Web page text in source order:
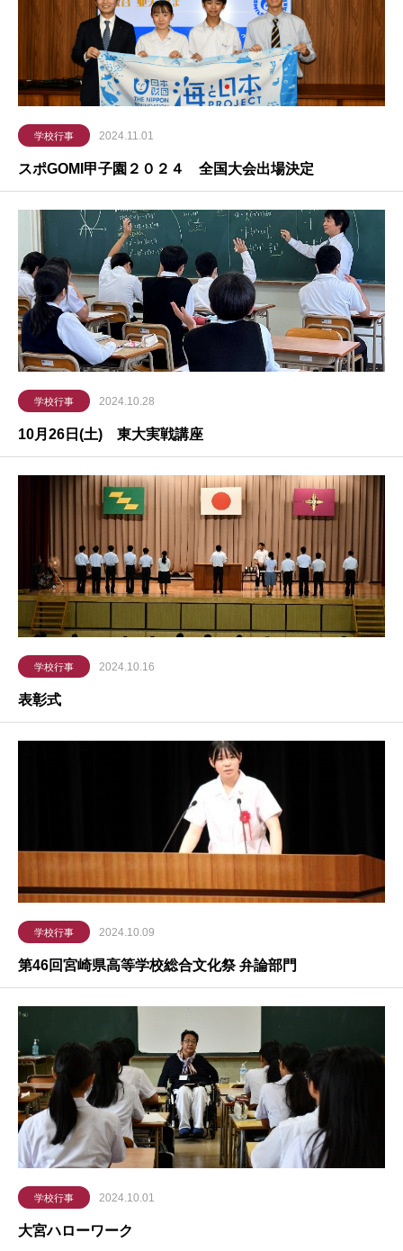
学校行事 2024.11.01
スポGOMI甲子園２０２４ 全国大会出場決定
学校行事 2024.10.28
10月26日(土) 東大実戦講座
学校行事 2024.10.16
表彰式
学校行事 2024.10.09
第46回宮崎県高等学校総合文化祭 弁論部門
学校行事 2024.10.01
大宮ハローワーク